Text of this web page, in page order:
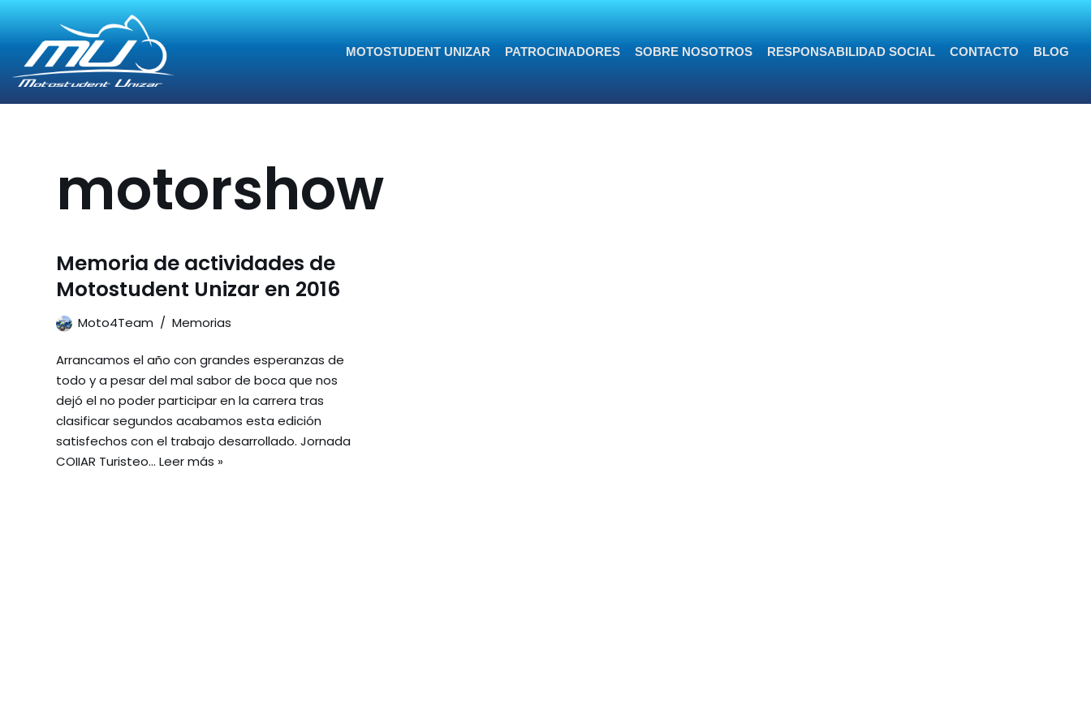
Saltar
al
contenido
MOTOSTUDENT UNIZAR PATROCINADORES SOBRE NOSOTROS RESPONSABILIDAD SOCIAL CONTACTO BLOG
motorshow
Memoria de actividades de
Motostudent Unizar en 2016
Moto4Team Memorias
Arrancamos el año con grandes esperanzas de
todo y a pesar del mal sabor de boca que nos
dejó el no poder participar en la carrera tras
clasificar segundos acabamos esta edición
satisfechos con el trabajo desarrollado. Jornada
COIIAR Turisteo… Leer más »